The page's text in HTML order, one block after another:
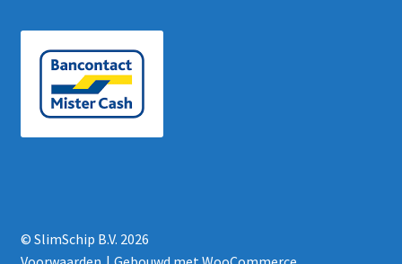
© SlimSchip B.V. 2026